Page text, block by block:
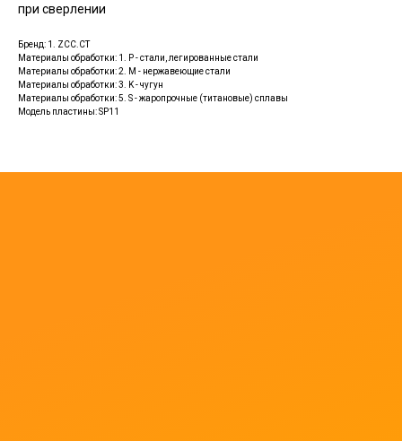
при сверлении
Бренд: 1. ZCC.CT
Материалы обработки: 1. P - стали, легированные стали
Материалы обработки: 2. M - нержавеющие стали
Материалы обработки: 3. K - чугун
Материалы обработки: 5. S - жаропрочные (титановые) сплавы
Модель пластины: SP11